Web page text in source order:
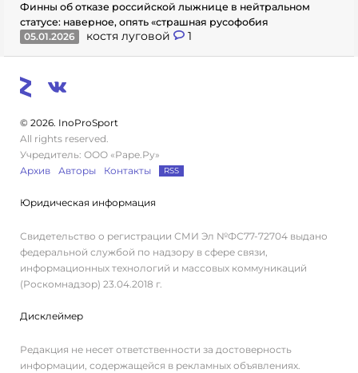
Финны об отказе российской лыжнице в нейтральном
статусе: наверное, опять «страшная русофобия
05.01.2026
костя луговой 1
© 2026. InoProSport
All rights reserved.
Учредитель: ООО «Раре.Ру»
Архив
Авторы Контакты RSS
Юридическая информация
Свидетельство о регистрации СМИ Эл №ФС77-72704 выдано
федеральной службой по надзору в сфере связи,
информационных технологий и массовых коммуникаций
(Роскомнадзор) 23.04.2018 г.
Дисклеймер
Редакция не несет ответственности за достоверность
информации, содержащейся в рекламных объявлениях.